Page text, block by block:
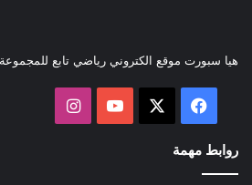
هيا سبورت موقع الكتروني رياضي تابع
فيسبوك ‫YouTubeانستقرام
روابط مهمة